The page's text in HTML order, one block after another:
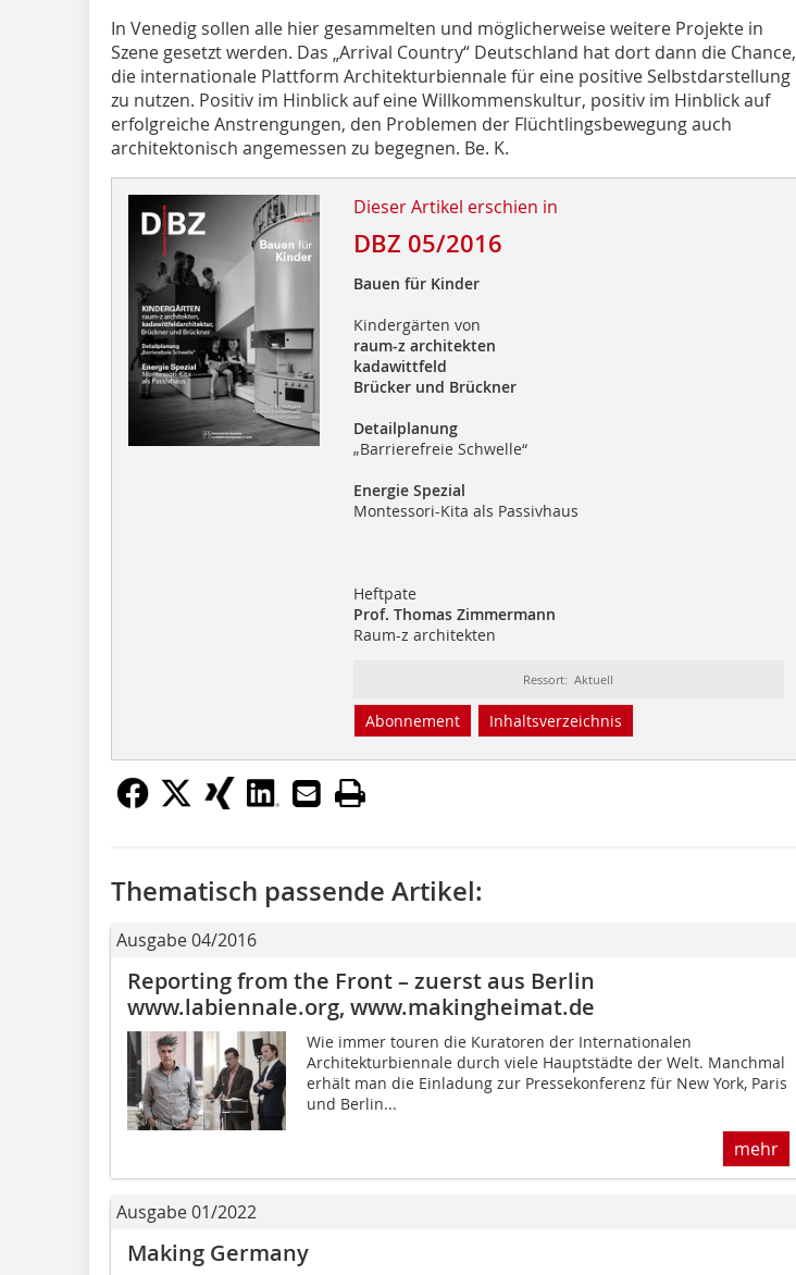
In Venedig sollen alle hier gesammelten und möglicherweise weitere Projekte in
Szene gesetzt werden. Das „Arrival Country“ Deutschland hat dort dann die Chance,
die internationale Plattform Architekturbiennale für eine positive Selbstdarstellung
zu nutzen. Positiv im Hinblick auf eine Willkommenskultur, positiv im Hinblick auf
erfolgreiche Anstrengungen, den Problemen der Flüchtlingsbewegung auch
architektonisch angemessen zu begegnen. Be. K.
Dieser Artikel erschien in
DBZ 05/2016
Bauen für Kinder
Kindergärten von
raum-z architekten
kadawittfeld
Brücker und Brückner
Detailplanung
„Barrierefreie Schwelle“
Energie Spezial
Montessori-Kita als Passivhaus
Heftpate
Prof. Thomas Zimmermann
Raum-z architekten
Ressort: Aktuell
Abonnement Inhaltsverzeichnis
Thematisch passende Artikel:
Ausgabe 04/2016
Reporting from the Front – zuerst aus Berlin
www.labiennale.org, www.makingheimat.de
Wie immer touren die Kuratoren der Internationalen
Architekturbiennale durch viele Hauptstädte der Welt. Manchmal
erhält man die Einladung zur Pressekonferenz für New York, Paris
und Berlin...
mehr
Ausgabe 01/2022
Making Germany